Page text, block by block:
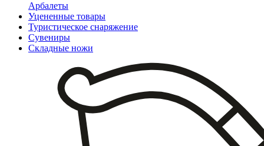
Арбалеты
Уцененные товары
Туристическое снаряжение
Сувениры
Складные ножи